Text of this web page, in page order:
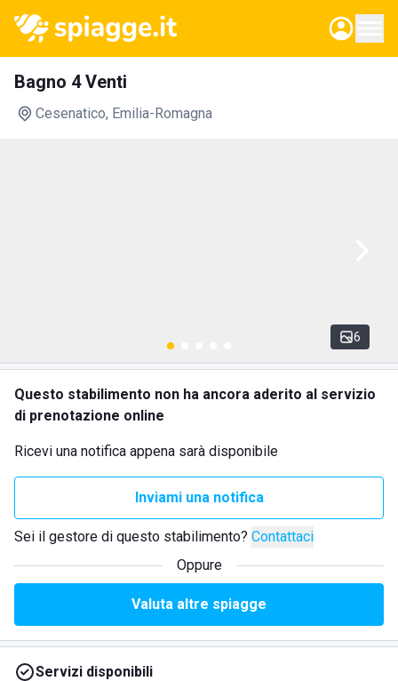
Bagno 4 Venti
Cesenatico, Emilia-Romagna
6
Questo stabilimento non ha ancora aderito al servizio
di prenotazione online
Ricevi una notifica appena sarà disponibile
Inviami una notifica
Sei il gestore di questo stabilimento? Contattaci
Oppure
Valuta altre spiagge
Servizi disponibili